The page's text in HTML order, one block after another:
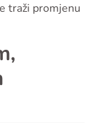
traži promjenu